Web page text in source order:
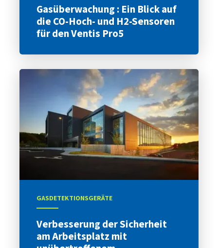
Gasüberwachung : Ein Blick auf
die CO-Hoch- und H2-Sensoren
für den Ventis Pro5
GASDETEKTIONSGERÄTE
Verbesserung der Sicherheit
am Arbeitsplatz mit